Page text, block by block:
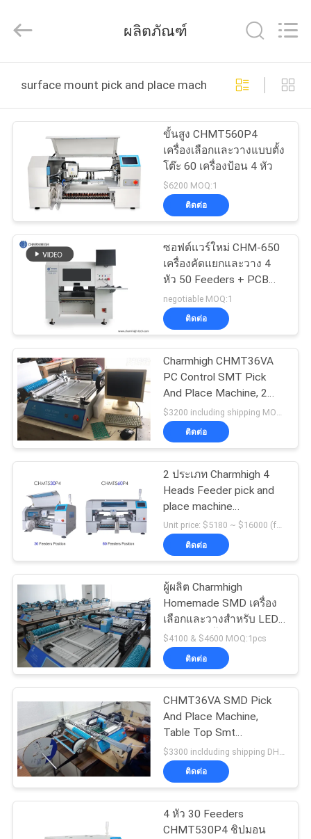
บ้าน
สินค้า
วิดีโอ
เกี่ยว
ทัวร์
โรงงาน
การ
ควบคุม
คุณภาพ
ติดต่อ
เรา
ข่าว
SHOPPING
LINE
แผนผัง
2026
CHARMHIGH
All
Reserved.
ผลิตภัณฑ์
surface mount pick and place machine ผลิตออนไลน์
ขั้นสูง CHMT560P4
เครื่องเลือกและวางแบบตั้ง
โต๊ะ 60 เครื่องป้อน 4 หัว
$6200 MOQ:1
ติดต่อ
ซอฟต์แวร์ใหม่ CHM-650
เครื่องคัดแยกและวาง 4
หัว 50 Feeders + PCB
Rail
negotiable MOQ:1
ติดต่อ
Charmhigh CHMT36VA
PC Control SMT Pick
And Place Machine, 2
กล้อง 0402 SOP QFN
ติดต่อ
2 ประเภท Charmhigh 4
Heads Feeder pick and
place machine
CHMT530P4 +
CHMT560P4
Unit price: $5180 ~ $16000 (feeders need to buy separately) MOQ:1
ติดต่อ
ผู้ผลิต Charmhigh
Homemade SMD เครื่อง
เลือกและวางสำหรับ LED,
อุปกรณ์ยึดพื้นผิว SMD
$4100 & $4600 MOQ:1pcs
ติดต่อ
CHMT36VA SMD Pick
And Place Machine,
Table Top Smt
Placement Equipment
เครื่องป้อนการสั่นสะเทือน
ติดต่อ
4 หัว 30 Feeders
CHMT530P4 ชิปมอน